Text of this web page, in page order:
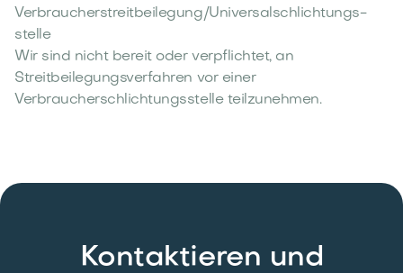
Verbraucher­streit­beilegung/Universal­schlichtungs­
stelle
Wir sind nicht bereit oder verpflichtet, an
Streitbeilegungsverfahren vor einer
Verbraucherschlichtungsstelle teilzunehmen.
Kontaktieren und